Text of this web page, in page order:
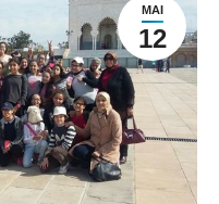
MAI
12